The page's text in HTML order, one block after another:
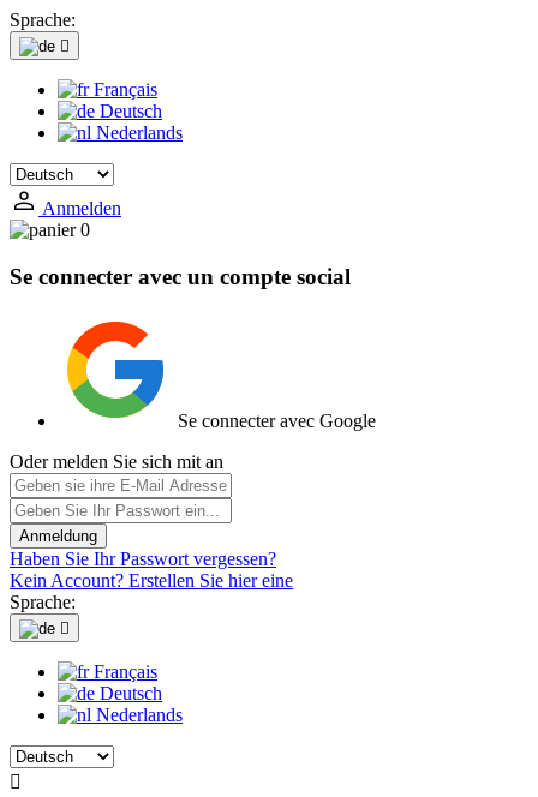
Sprache:

Français
Deutsch
Nederlands
Anmelden
0
Se connecter avec un compte social
Se connecter avec Google
Oder melden Sie sich mit an
Anmeldung
Haben Sie Ihr Passwort vergessen?
Kein Account? Erstellen Sie hier eine
Sprache:

Français
Deutsch
Nederlands
